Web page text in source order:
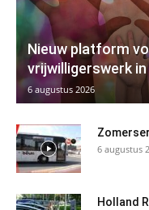
Nieuw platform
vrijwilligerswerk
6 augustus 2026
6 augustus
Holland